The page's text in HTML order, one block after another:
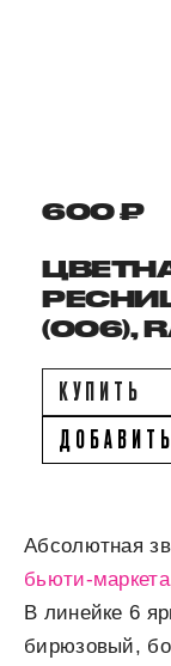
600 ₽
РЕСНИЦ
(006),
КУПИТЬ
Абсолютная
бьюти-маркета
В линейке 6
бирюзовый,